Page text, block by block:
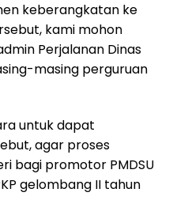
keberangkatan ke
kami mohon
Perjalanan Dinas
masing perguruan
untuk dapat
agar proses
bagi promotor PMDSU
gelombang II tahun